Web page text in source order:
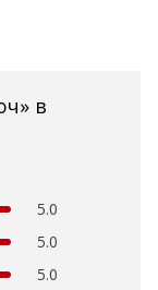
в
5.0
5.0
5.0